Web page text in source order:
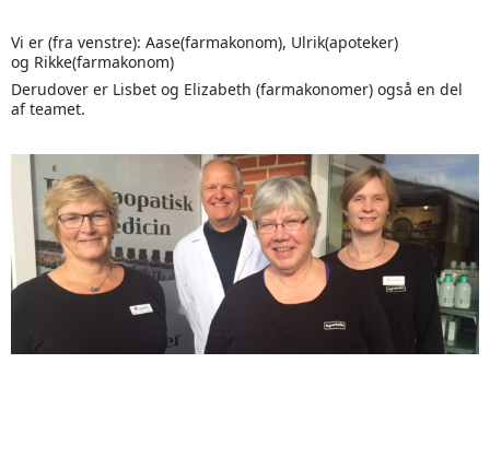
Vi er (fra venstre): Aase(farmakonom), Ulrik(apoteker)
og Rikke(farmakonom)
Derudover er Lisbet og Elizabeth (farmakonomer) også en del
af teamet.